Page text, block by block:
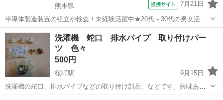
熊本県 提携サイト 7月21日
半導体製造装置の組立や検査！未経験活躍中★20代～30代の男女活躍
中★ワンルーム寮完備！赴任旅費会社負担！マイカー通勤OK！無料駐
車場あり！正社員登用あり！《熊本県菊池郡大津町》 人気の工場のお
仕事 ◇半導体製造装置の組立...
熊本 その他
洗濯機 蛇口 排水パイプ 取り付けパー
ツ 色々
500円
桜町駅
9月15日
洗濯機の蛇口、排水パイプなどの取り付け部品、などです。興味ある
人、格安でお譲り致します。